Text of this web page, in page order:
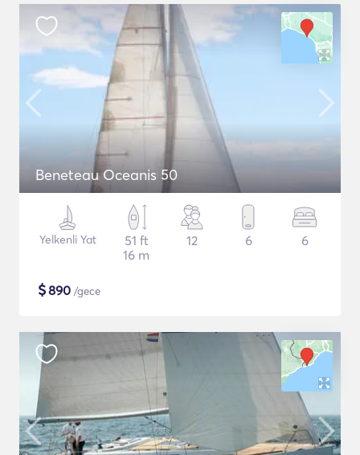
Beneteau Oceanis 50
Yelkenli Yat
51 ft
16 m
12 6 6
$890 /gece